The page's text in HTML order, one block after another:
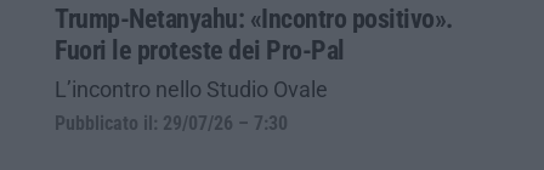
Trump-Netanyahu: «Incontro positivo».
Fuori le proteste dei Pro-Pal
L’incontro nello Studio Ovale
Pubblicato il: 29/07/26 – 7:30